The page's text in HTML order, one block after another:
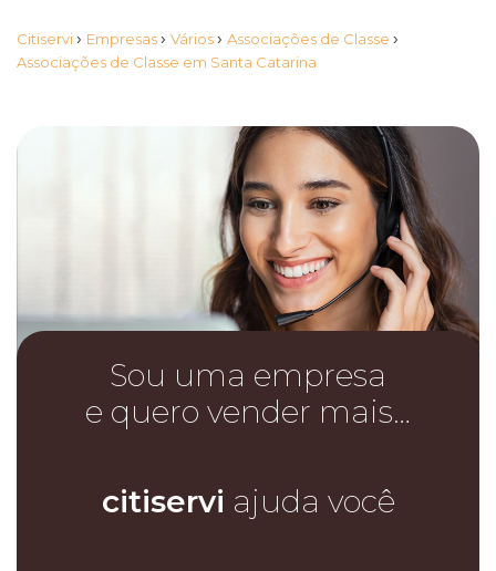
Citiservi › Empresas › Vários › Associações de Classe ›
Associações de Classe em Santa Catarina
Sou uma empresa
e quero vender mais…
citiservi ajuda você